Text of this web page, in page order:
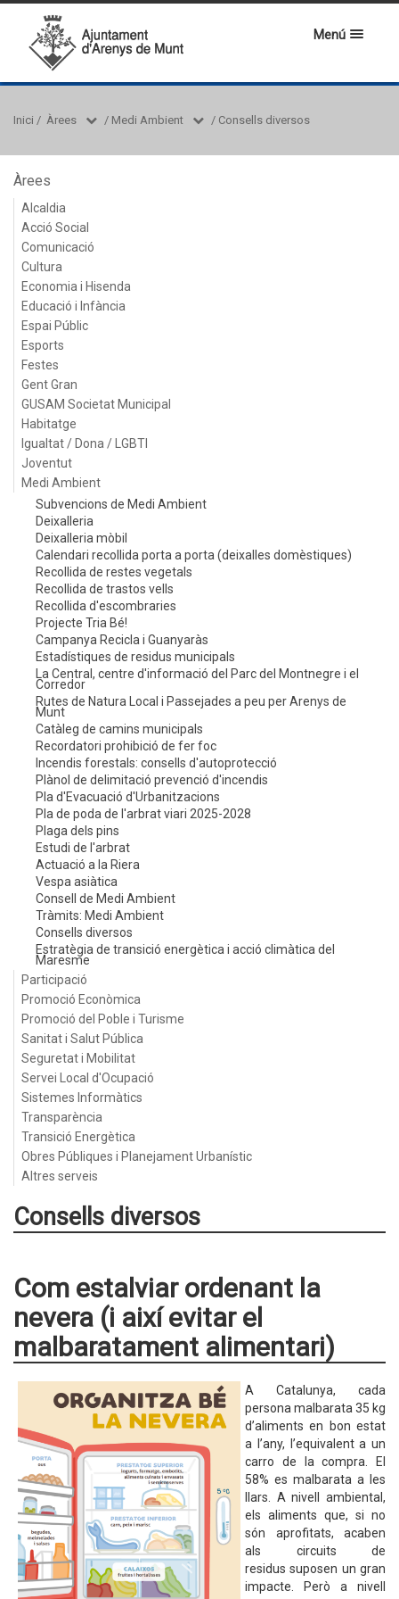
Menú
Inici / Àrees / Medi Ambient / Consells diversos
Àrees
Alcaldia
Acció Social
Comunicació
Cultura
Economia i Hisenda
Educació i Infància
Espai Públic
Esports
Festes
Gent Gran
GUSAM Societat Municipal
Habitatge
Igualtat / Dona / LGBTI
Joventut
Medi Ambient
Subvencions de Medi Ambient
Deixalleria
Deixalleria mòbil
Calendari recollida porta a porta (deixalles domèstiques)
Recollida de restes vegetals
Recollida de trastos vells
Recollida d'escombraries
Projecte Tria Bé!
Campanya Recicla i Guanyaràs
Estadístiques de residus municipals
La Central, centre d'informació del Parc del Montnegre i el
Corredor
Rutes de Natura Local i Passejades a peu per Arenys de
Munt
Catàleg de camins municipals
Recordatori prohibició de fer foc
Incendis forestals: consells d'autoprotecció
Plànol de delimitació prevenció d'incendis
Pla d'Evacuació d'Urbanitzacions
Pla de poda de l'arbrat viari 2025-2028
Plaga dels pins
Estudi de l'arbrat
Actuació a la Riera
Vespa asiàtica
Consell de Medi Ambient
Tràmits: Medi Ambient
Consells diversos
Estratègia de transició energètica i acció climàtica del
Maresme
Participació
Promoció Econòmica
Promoció del Poble i Turisme
Sanitat i Salut Pública
Seguretat i Mobilitat
Servei Local d'Ocupació
Sistemes Informàtics
Transparència
Transició Energètica
Obres Públiques i Planejament Urbanístic
Altres serveis
Consells diversos
Com estalviar ordenant la
nevera (i així evitar el
malbaratament alimentari)
A Catalunya, cada
persona malbarata 35 kg
d’aliments en bon estat
a l’any, l’equivalent a un
carro de la compra. El
58% es malbarata a les
llars. A nivell ambiental,
els aliments que, si no
són aprofitats, acaben
als circuits de
residus suposen un gran
impacte. Però a nivell